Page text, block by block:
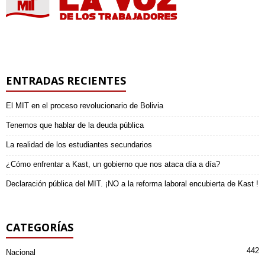
ENTRADAS RECIENTES
El MIT en el proceso revolucionario de Bolivia
Tenemos que hablar de la deuda pública
La realidad de los estudiantes secundarios
¿Cómo enfrentar a Kast, un gobierno que nos ataca día a día?
Declaración pública del MIT. ¡NO a la reforma laboral encubierta de Kast !
CATEGORÍAS
Nacional 442